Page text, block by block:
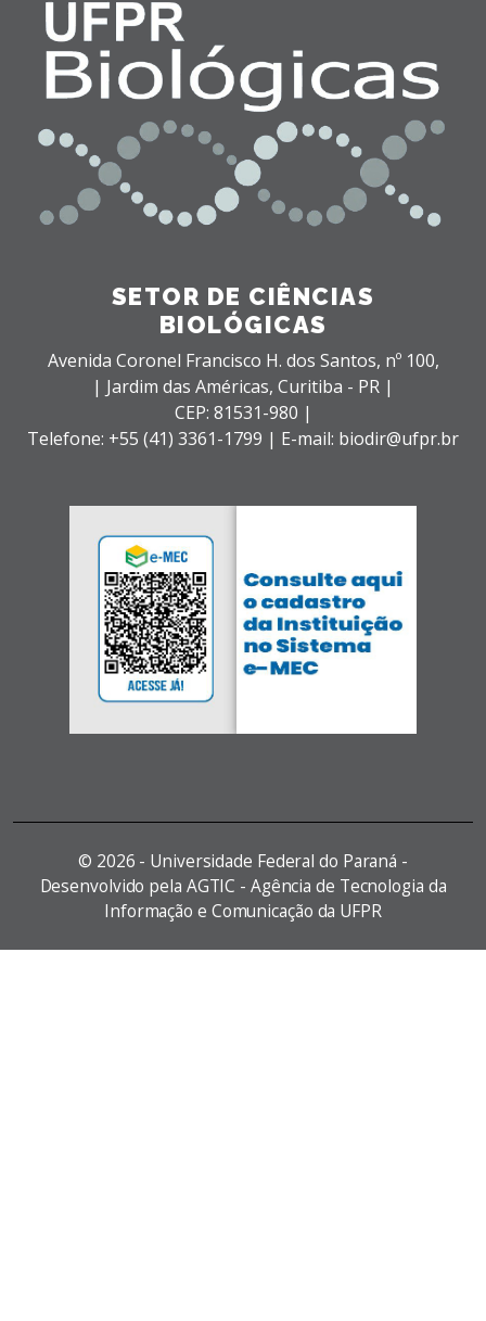
SETOR DE CIÊNCIAS
BIOLÓGICAS
Avenida Coronel Francisco H. dos Santos, nº 100,
| Jardim das Américas, Curitiba - PR |
CEP: 81531-980 |
Telefone: +55 (41) 3361-1799 | E-mail: biodir@ufpr.br
© 2026 - Universidade Federal do Paraná -
Desenvolvido pela AGTIC - Agência de Tecnologia da
Informação e Comunicação da UFPR